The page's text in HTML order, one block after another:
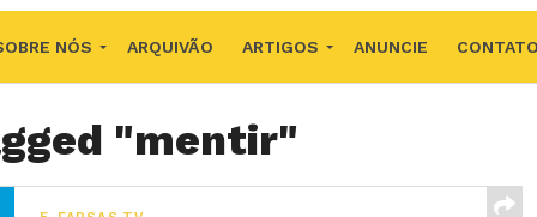
NÓS ARQUIVÃO ARTIGOS ANUNCIE CONTATO
"mentir"